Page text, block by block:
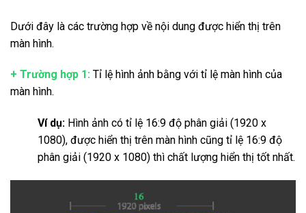
Dưới đây là các trường hợp về nội dung được hiển thị trên
màn hình.
+ Trường hợp 1: Tỉ lệ hình ảnh bằng với tỉ lệ màn hình của
màn hình.
Ví dụ: Hình ảnh có tỉ lệ 16:9 độ phân giải (1920 x
1080), được hiển thị trên màn hình cũng tỉ lệ 16:9 độ
phân giải (1920 x 1080) thì chất lượng hiển thị tốt nhất.